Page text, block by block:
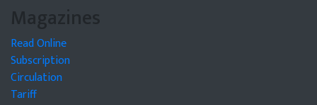
Magazines
Read Online
Subscription
Circulation
Tariff